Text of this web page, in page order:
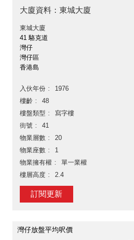
大廈資料：東城大廈
東城大廈
41 駱克道
灣仔
灣仔區
香港島
入伙年份
1976
樓齡
48
樓盤類型
寫字樓
街號
41
物業層數
20
物業座數
1
物業擁有權
單一業權
樓層高度
2.4
訂閱更新
灣仔放盤平均呎價